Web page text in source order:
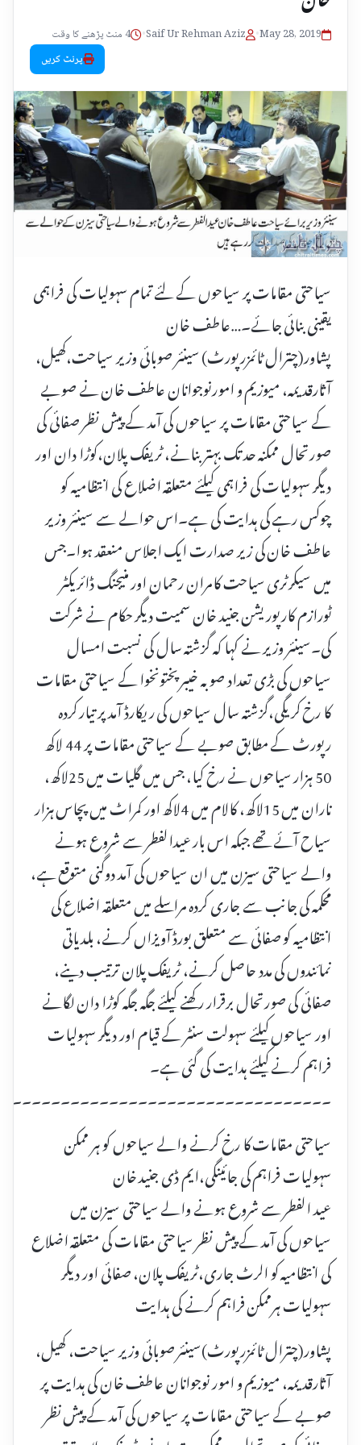
May 28, 2019
•
Saif Ur Rehman Aziz
•
4 منٹ پڑھنے کا وقت
پرنٹ کریں
سیاحتی مقامات پر سیاحوں کے لئے تمام سہولیات کی فراہمی
یقینی بنائی جائے۔…عاطف خان
پشاور(چترال ٹائمزرپورٹ)‌ سینئر صوبائی وزیر سیاحت،کھیل،
آثارقدیمہ، میوزیم و امورنوجوانان عاطف خان نے صوبے
کے سیاحتی مقامات پر سیاحوں کی آمد کے پیش نظر صفائی کی
صورتحال ممکنہ حد تک بہتر بنانے، ٹریفک پلان،کوڑا دان اور
دیگر سہولیات کی فراہمی کیلئے متعلقہ اضلاع کی انتظامیہ کو
چوکس رہے کی ہدایت کی ہے۔اس حوالے سے سینئر وزیر
عاطف خان کی زیر صدارت ایک اجلاس منعقد ہوا۔جس
میں سیکرٹری سیاحت کامران رحمان اور منیجنگ ڈائریکٹر
ٹورازم کارپوریشن جنید خان سمیت دیگر حکام نے شرکت
کی۔سینئر وزیر نے کہا کہ گزشتہ سال کی نسبت امسال
سیاحوں کی بڑی تعداد صوبہ خیبرپختونخوا کے سیاحتی مقامات
کا رخ کریگی،گزشتہ سال سیاحوں کی ریکارڈ آمد پر تیار کردہ
رپورٹ کے مطابق صوبے کے سیاحتی مقامات پر 44 لاکھ
50 ہزار سیاحوں نے رخ کیا، جس میں گلیات میں 25لاکھ،
ناران میں 15لاکھ، کالام میں 4لاکھ اور کمراٹ میں پچاس ہزار
سیاح آئے تھے جبکہ اس بار عیدالفطر سے شروع ہونے
والے سیاحتی سیزن میں ان سیاحوں کی آمد دوگنی متوقع ہے،
محکمہ کی جانب سے جاری کردہ مراسلے میں متعلقہ اضلاع کی
انتظامیہ کو صفائی سے متعلق بورڈ آویزاں کرنے، بلدیاتی
نمائندوں کی مدد حاصل کرنے، ٹریفک پلان ترتیب دینے،
صفائی کی صورتحال برقرار رکھنے کیلئے جگہ جگہ کوڑا دان لگانے
اور سیاحوں کیلئے سہولت سنٹر کے قیام اور دیگر سہولیات
فراہم کرنے کیلئے ہدایت کی گئی ہے۔
سیاحتی مقامات کا رخ کرنے والے سیاحوں کو ہر ممکن
سہولیات فراہم کی جائینگی،ایم ڈی جنید خان
عید الفطر سے شروع ہونے والے سیاحتی سیزن میں
سیاحوں کی آمد کے پیش نظر سیاحتی مقامات کی متعلقہ اضلاع
کی انتظامیہ کو الرٹ جاری،ٹریفک پلان، صفائی اور دیگر
سہولیات ہرممکن فراہم کرنے کی ہدایت
پشاور(چترال ٹائمزرپورٹ)سینئر صوبائی وزیر سیاحت، کھیل،
آثارقدیمہ، میوزیم و امور نوجوانان عاطف خان کی ہدایت پر
صوبے کے سیاحتی مقامات پر سیاحوں کی آمد کے پیش نظر